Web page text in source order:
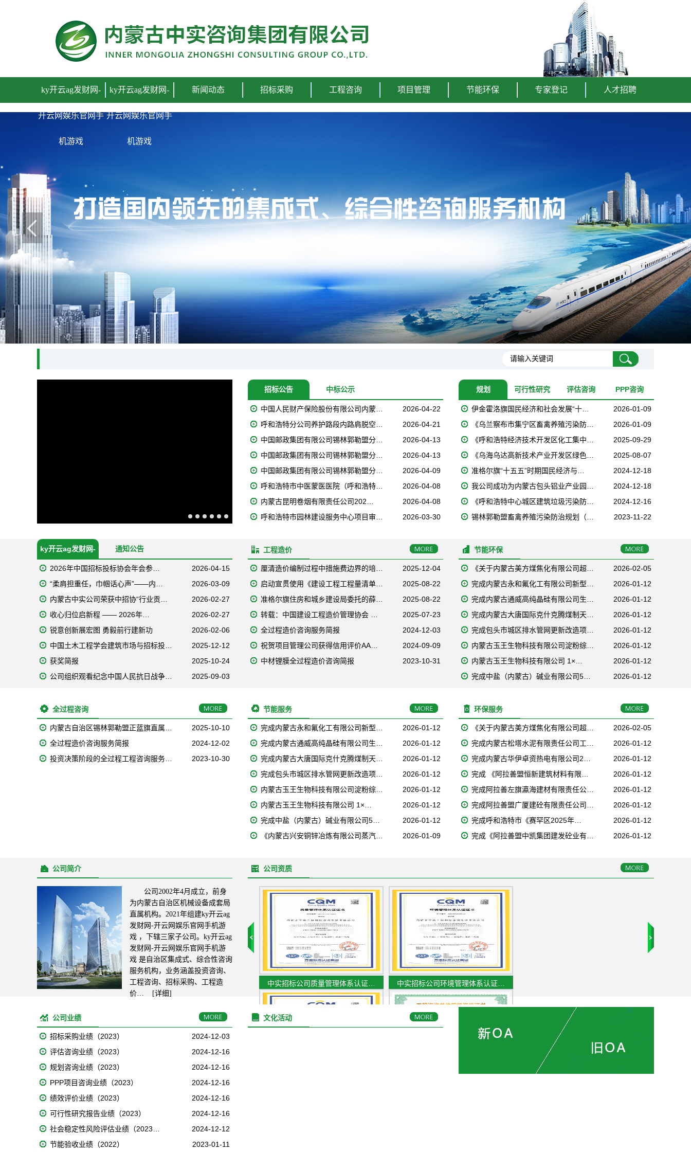
ky开云ag发财网-
开云网娱乐官网手
机游戏
ky开云ag发财网-
开云网娱乐官网手
机游戏
新闻动态 招标采购 工程咨询 项目管理 节能环保 专家登记 人才招聘
招标公告 中标公示
2026-04-22
中国人民财产保险股份有限公司内蒙…
2026-04-21
呼和浩特分公司养护路段内路肩脱空…
2026-04-13
中国邮政集团有限公司锡林郭勒盟分…
2026-04-13
中国邮政集团有限公司锡林郭勒盟分…
2026-04-09
中国邮政集团有限公司锡林郭勒盟分…
2026-04-08
呼和浩特市中医蒙医医院（呼和浩特…
2026-04-08
内蒙古昆明卷烟有限责任公司202…
2026-03-30
呼和浩特市园林建设服务中心项目审…
规划 可行性研究 评估咨询 PPP咨询
2026-01-09
伊金霍洛旗国民经济和社会发展“十…
2026-01-09
《乌兰察布市集宁区畜禽养殖污染防…
2025-09-29
《呼和浩特经济技术开发区化工集中…
2025-08-07
《乌海乌达高新技术产业开发区绿色…
2024-12-18
准格尔旗“十五五”时期国民经济与…
2024-12-18
我公司成功为内蒙古包头铝业产业园…
2024-12-16
《呼和浩特中心城区建筑垃圾污染防…
2023-11-22
锡林郭勒盟畜禽养殖污染防治规划（…
ky开云ag发财网-
开云网娱乐官网手
机游戏
通知公告
2026-04-15
2026年中国招标投标协会年会参…
2026-03-09
“柔肩担重任，巾帼话心声”——内…
2026-02-27
内蒙古中实公司荣获中招协“行业贡…
2026-02-27
收心归位启新程 —— 2026年…
2026-02-06
锐意创新展宏图 勇毅前行建新功
2025-12-12
中国土木工程学会建筑市场与招标投…
2025-10-24
获奖简报
2025-09-03
公司组织观看纪念中国人民抗日战争…
工程造价
2025-12-04
厘清造价编制过程中措施费边界的培…
2025-08-22
启动宣贯使用《建设工程工程量清单…
2025-08-22
准格尔旗住房和城乡建设局委托的薛…
2025-07-23
转载：中国建设工程造价管理协会 …
2024-12-03
全过程造价咨询服务简报
2024-09-09
祝贺项目管理公司获得信用评价AA…
2023-10-31
中材锂膜全过程造价咨询简报
节能环保
2026-02-05
《关于内蒙古美方煤焦化有限公司超…
2026-01-12
完成内蒙古永和氟化工有限公司新型…
2026-01-12
完成内蒙古通威高纯晶硅有限公司生…
2026-01-12
完成内蒙古大唐国际克什克腾煤制天…
2026-01-12
完成包头市城区排水管网更新改造项…
2026-01-12
内蒙古玉王生物科技有限公司淀粉综…
2026-01-12
内蒙古玉王生物科技有限公司 1×…
2026-01-12
完成中盐（内蒙古）碱业有限公司5…
全过程咨询
2025-10-10
内蒙古自治区锡林郭勒盟正蓝旗直属…
2024-12-02
全过程造价咨询服务简报
2023-10-30
投资决策阶段的全过程工程咨询服务…
节能服务
2026-01-12
完成内蒙古永和氟化工有限公司新型…
2026-01-12
完成内蒙古通威高纯晶硅有限公司生…
2026-01-12
完成内蒙古大唐国际克什克腾煤制天…
2026-01-12
完成包头市城区排水管网更新改造项…
2026-01-12
内蒙古玉王生物科技有限公司淀粉综…
2026-01-12
内蒙古玉王生物科技有限公司 1×…
2026-01-12
完成中盐（内蒙古）碱业有限公司5…
2026-01-09
《内蒙古兴安铜锌冶炼有限公司蒸汽…
环保服务
2026-02-05
《关于内蒙古美方煤焦化有限公司超…
2026-01-12
完成内蒙古松塔水泥有限责任公司工…
2026-01-12
完成内蒙古华伊卓资热电有限公司2…
2026-01-12
完成 《阿拉善盟恒新建筑材料有限…
2026-01-12
完成阿拉善左旗瀛海建材有限责任公…
2026-01-12
完成阿拉善盟广厦建砼有限责任公司…
2026-01-12
完成呼和浩特市《赛罕区2025年…
2026-01-12
完成《阿拉善盟中凯集团建发砼业有…
公司简介
公司2002年4月成立，前身
为内蒙古自治区机械设备成套局
直属机构。2021年组建ky开云ag
发财网-开云网娱乐官网手机游
戏 ，下辖三家子公司。ky开云ag
发财网-开云网娱乐官网手机游
戏 是自治区集成式、综合性咨询
服务机构，业务涵盖投资咨询、
工程咨询、招标采购、工程造
价…
[详细]
公司资质
中实招标公司质量管理体系认证… 中实招标公司环境管理体系认证…
公司业绩
2024-12-03
招标采购业绩（2023）
2024-12-16
评估咨询业绩（2023）
2024-12-16
规划咨询业绩（2023）
2024-12-16
PPP项目咨询业绩（2023）
2024-12-16
绩效评价业绩（2023）
2024-12-16
可行性研究报告业绩（2023）
2024-12-12
社会稳定性风险评估业绩（2023…
2023-01-11
节能验收业绩（2022）
文化活动